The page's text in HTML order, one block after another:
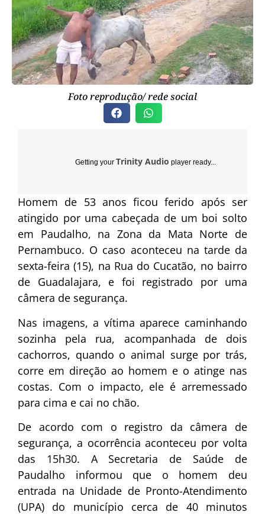
Foto reprodução/ rede social
Getting your Trinity Audio player ready...
Homem de 53 anos ficou ferido após ser
atingido por uma cabeçada de um boi solto
em Paudalho, na Zona da Mata Norte de
Pernambuco. O caso aconteceu na tarde da
sexta-feira (15), na Rua do Cucatão, no bairro
de Guadalajara, e foi registrado por uma
câmera de segurança.
Nas imagens, a vítima aparece caminhando
sozinha pela rua, acompanhada de dois
cachorros, quando o animal surge por trás,
corre em direção ao homem e o atinge nas
costas. Com o impacto, ele é arremessado
para cima e cai no chão.
De acordo com o registro da câmera de
segurança, a ocorrência aconteceu por volta
das 15h30. A Secretaria de Saúde de
Paudalho informou que o homem deu
entrada na Unidade de Pronto-Atendimento
(UPA) do município cerca de 40 minutos